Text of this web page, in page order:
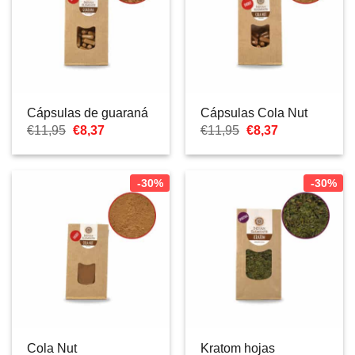
Cápsulas de guaraná
€11,95 El
original
€8,37El
actual
€8,37.
Cápsulas Cola Nut
€11,95 El
original
€8,37El
actual
€8,37.
-30%
Cola Nut
-30%
Kratom hojas